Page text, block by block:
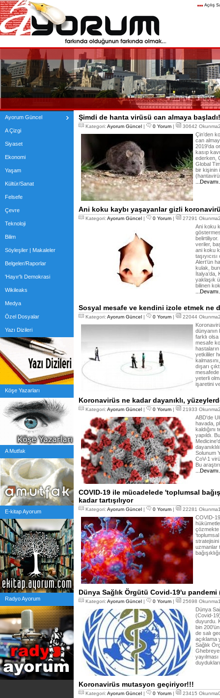
Ayorum Güncel
A Çizgi
Siyaset
Ekonomi
Yaşam
Kültür/Sanat
Felsefe
Çevre
Teknoloji
Bilim
Söyleşiler | Makaleler
Belgeler/Raporlar
'Hayır'lı Demokrasi
Wikileaks
Medya
Özel Dosyalar
Yazı Dizileri
Köşe Yazarları
A Mutfak
E-kitap Ayorum
Radyo Ayorum
Şimdi de hanta virüsü can almaya başladı!
Kategori: Ayorum Güncel | 0 Yorum | 30642
Çin’den
can
2019'da
kasıp
ederken,
Global
bir kişinin
Ani koku kaybı yaşayanlar gizli
Kategori: Ayorum Güncel | 0 Yorum | 27291
Ani koku
belirtiliyor.
veriler,
ani koku
Alert’ün
kulak,
İtalya’da,
yaklaşık
bilinen
Sosyal mesafe ve kendini izole etmek ne
Kategori: Ayorum Güncel | 0 Yorum | 22044
dünyanın
farklı
mesafe
yetkililer
dışarı
mesafede
yeterli
işaretini
Koronavirüs ne kadar dayanıklı,
Kategori: Ayorum Güncel | 0 Yorum | 21933
ABD'de
havada,
yapıldı.
Solunum
CoV-1
Bu
COVID-19 ile mücadelede 'toplumsal
kadar tartışılıyor
Kategori: Ayorum Güncel | 0 Yorum | 22281
COVID-
çözmekte
'toplumsal
stratejisini
uzmanlar
Dünya Sağlık Örgütü Covid-19'u pandemi
Kategori: Ayorum Güncel | 0 Yorum | 25698
Dünya
(Covid-
duyurdu.
bin
de salı
açıklama
Sağlık
Koronavirüs mutasyon geçiriyor!!!
Kategori: Ayorum Güncel | 0 Yorum | 23415